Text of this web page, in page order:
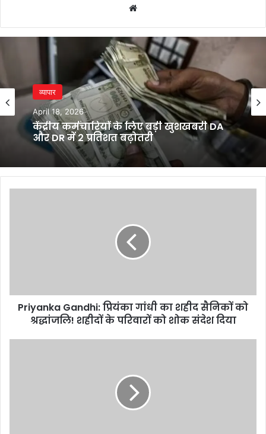
व्यापार
April 18, 2026
केंद्रीय कर्मचारियों के लिए बड़ी खुशखबरी DA
और DR में 2 प्रतिशत बढ़ोतरी
श्रद्धांजलि!
शहीदोंPriyanka Gandhi: प्रियंका गांधी का शहीद सैनिकों को
श्रद्धांजलि! शहीदों के परिवारों को शोक संदेश दिया